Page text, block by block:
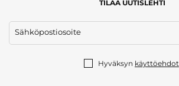
TILAA UUTISLEHTI
Sähköpostiosoite
Hyväksyn käyttöehdot